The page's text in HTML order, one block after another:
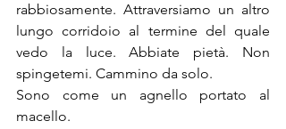
rabbiosamente. Attraversiamo un altro
lungo corridoio al termine del quale
vedo la luce. Abbiate pietà. Non
spingetemi. Cammino da solo.
Sono come un agnello portato al
macello.